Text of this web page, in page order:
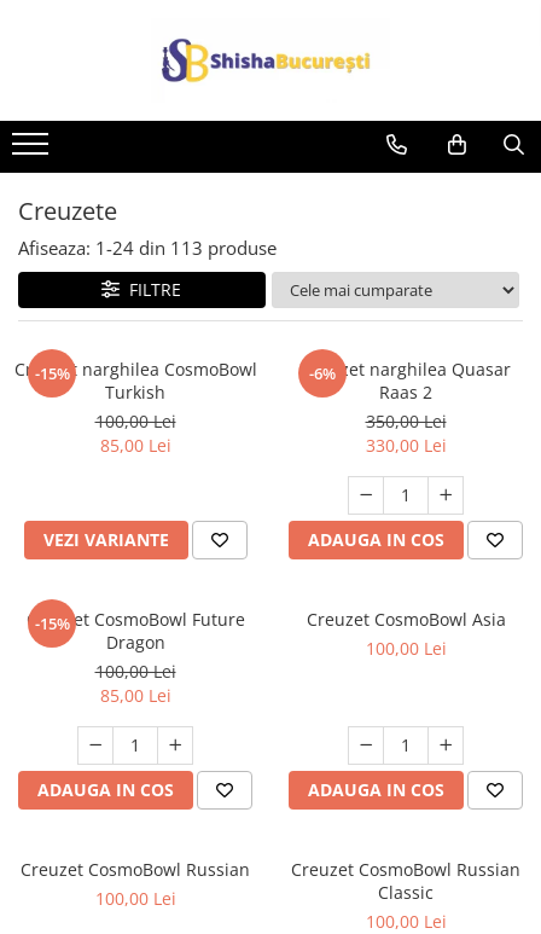
Creuzete
Afiseaza: 1-24 din 113 produse
FILTRE
-15%
Creuzet narghilea CosmoBowl
Turkish
100,00 Lei
85,00 Lei
VEZI VARIANTE
-6%
Creuzet narghilea Quasar
Raas 2
350,00 Lei
330,00 Lei
ADAUGA IN COS
-15%
Creuzet CosmoBowl Future
Dragon
100,00 Lei
85,00 Lei
ADAUGA IN COS
Creuzet CosmoBowl Asia
100,00 Lei
ADAUGA IN COS
Creuzet CosmoBowl Russian
100,00 Lei
Creuzet CosmoBowl Russian
Classic
100,00 Lei